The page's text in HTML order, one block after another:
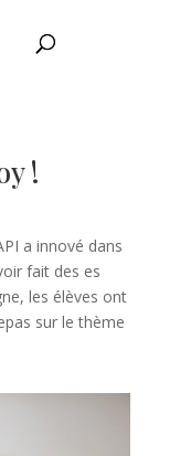
!
a innové dans
fait des es
les élèves ont
sur le thème